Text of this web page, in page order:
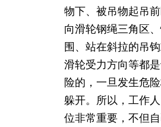
物下、被吊物起吊
向滑轮钢绳三角区
围、站在斜拉的吊
滑轮受力方向等都
险的，一旦发生危
躲开。所以，工作
位非常重要，不但